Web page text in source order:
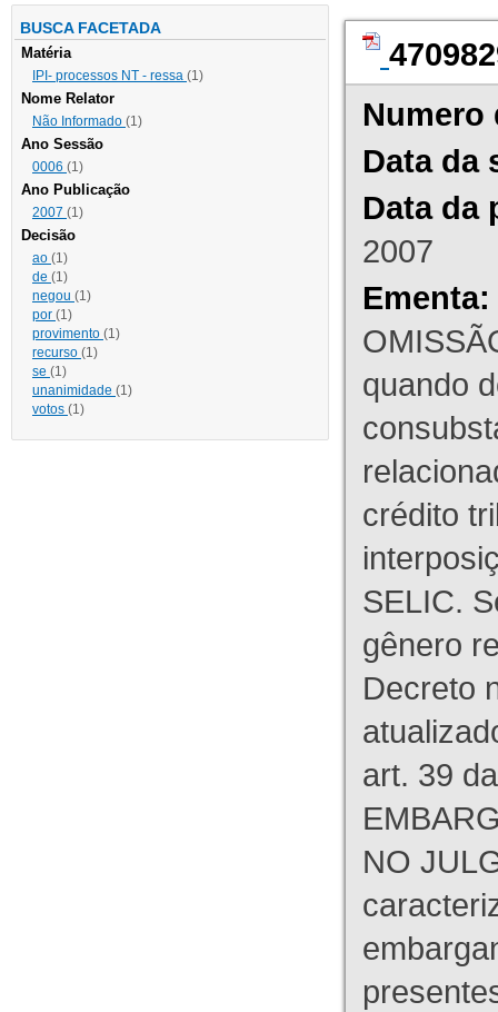
BUSCA FACETADA
Matéria
IPI- processos NT - ressa (1)
Nome Relator
Não Informado (1)
Ano Sessão
0006 (1)
Ano Publicação
2007 (1)
Decisão
ao (1)
de (1)
negou (1)
por (1)
provimento (1)
recurso (1)
se (1)
unanimidade (1)
votos (1)
Numero
Data da
Data da
2007
Ementa:
quando
crédito
SELIC.
gênero
Decreto
art. 39
NO